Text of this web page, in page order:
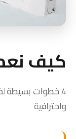
كيف
4 خطوات بسيطة
واحترافية